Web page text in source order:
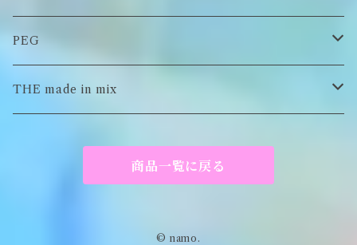
イヤーマフラー
スウェット/パーカー
Tシャツ
ロンT
スウェット/パーカー
PEG
キーチャーム
THE made in mix
商品一覧に戻る
© namo.